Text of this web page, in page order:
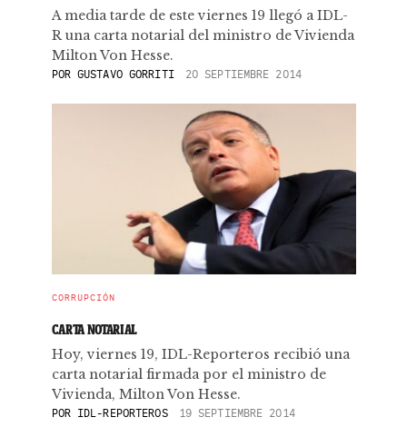
A media tarde de este viernes 19 llegó a IDL-
R una carta notarial del ministro de Vivienda
Milton Von Hesse.
POR GUSTAVO GORRITI 20 SEPTIEMBRE 2014
CORRUPCIÓN
CARTA NOTARIAL
Hoy, viernes 19, IDL-Reporteros recibió una
carta notarial firmada por el ministro de
Vivienda, Milton Von Hesse.
POR IDL-REPORTEROS 19 SEPTIEMBRE 2014